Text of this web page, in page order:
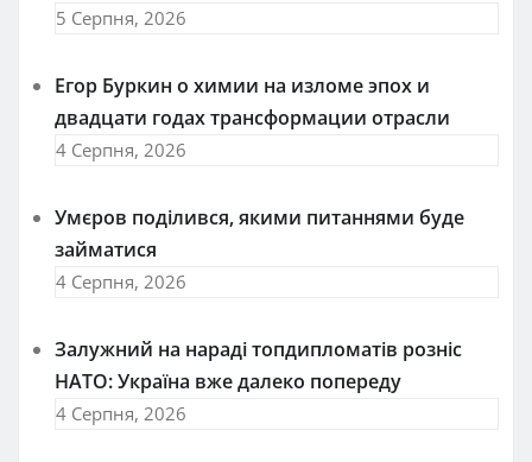
5 Серпня, 2026
Егор Буркин о химии на изломе эпох и
двадцати годах трансформации отрасли
4 Серпня, 2026
Умєров поділився, якими питаннями буде
займатися
4 Серпня, 2026
Залужний на нараді топдипломатів розніс
НАТО: Україна вже далеко попереду
4 Серпня, 2026